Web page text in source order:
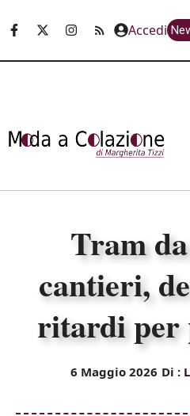
Accedi
Tram
cantieri,
ritardi per
6 Maggio 2026 Di :